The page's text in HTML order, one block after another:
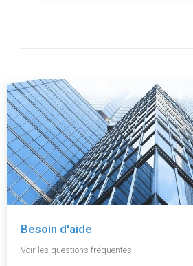
Besoin d'aide
Voir les questions fréquentes.